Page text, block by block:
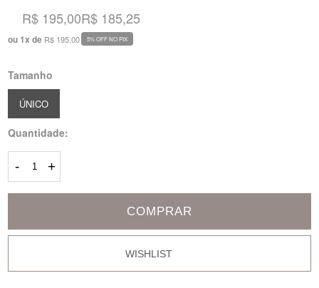
R$ 195,00
ou 1x de R$ 195,00
R$ 185,25
5% OFF NO PIX
Tamanho
ÚNICO
Quantidade:
- +
COMPRAR